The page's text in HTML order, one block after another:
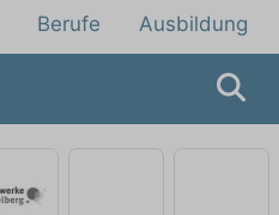
Berufe Ausbildung